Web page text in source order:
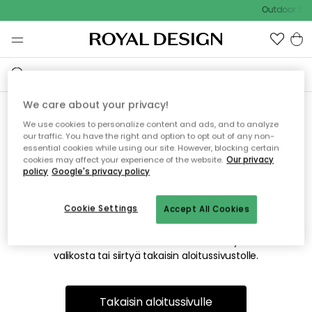
Outdoor
Emme valitettavasti löydä
etsimääsi sivua
Tämä voi johtua siitä, että sivua ei enää ole tai siitä, että se
on siirretty muualle. Pahoittelemme tästä mahdollisesti
valikosta tai siirtyä takaisin aloitussivustolle.
Takaisin aloitussivulle
We care about your privacy!
We use cookies to personalize content and ads, and to analyze
our traffic. You have the right and option to opt out of any non-
essential cookies while using our site. However, blocking certain
cookies may affect your experience of the website. Our privacy
policy Google's privacy policy
Accept All Cookies
Cookie Settings